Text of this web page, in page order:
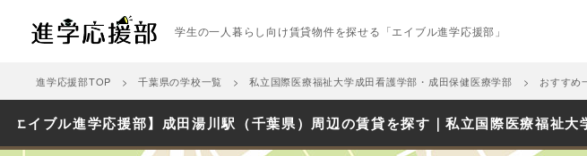
学生の一人暮らし向け賃貸物件を探せる「エイブル進学応援部」
進学応援部TOP 千葉県の学校一覧 私立国際医療福祉大学成田看護学部・成田保健医療学部 おすすめ
エイブル進学応援部】成田湯川駅（千葉県）周辺の賃貸を探す｜私立国際医療福祉